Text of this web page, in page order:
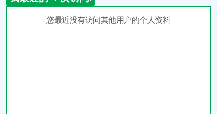
您最近没有访问其他用户的个人资料